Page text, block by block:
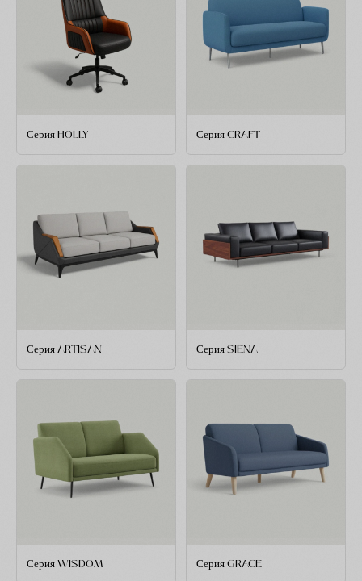
Серия HOLLY Серия CRAFT
Серия ARTISAN Серия SIENA
Серия WISDOM Серия GRACE